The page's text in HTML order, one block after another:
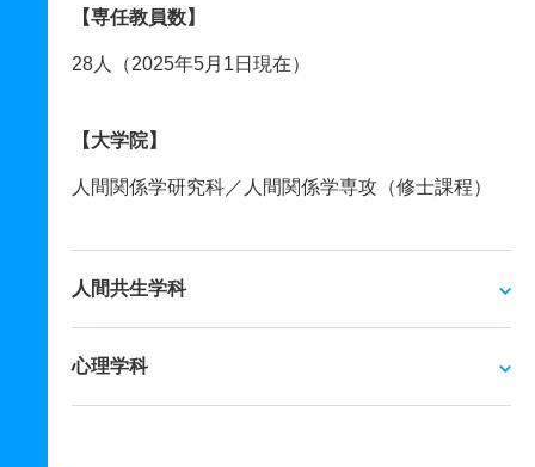
【専任教員数】
28人（2025年5月1日現在）
【大学院】
人間関係学研究科／人間関係学専攻（修士課程）
人間共生学科
心理学科